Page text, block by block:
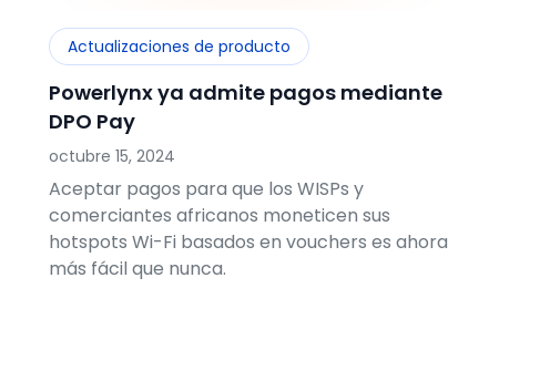
Actualizaciones de producto
Powerlynx ya admite pagos mediante
DPO Pay
octubre 15, 2024
Aceptar pagos para que los WISPs y
comerciantes africanos moneticen sus
hotspots Wi-Fi basados en vouchers es ahora
más fácil que nunca.